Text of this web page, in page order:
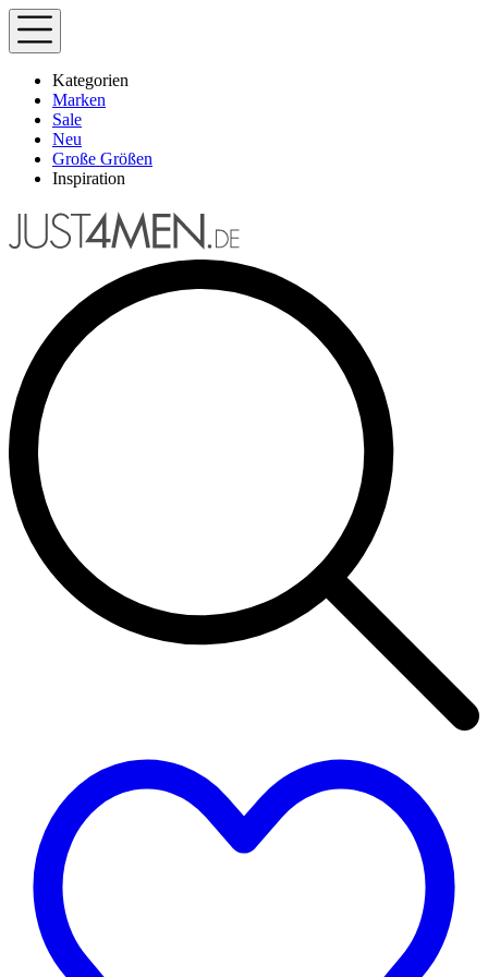
Kategorien
Marken
Sale
Neu
Große Größen
Inspiration